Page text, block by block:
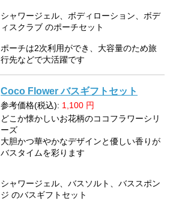
シャワージェル、ボディローション、ボデ
ィスクラブ のポーチセット
ポーチは2次利用ができ、大容量のため旅
行先などで大活躍です
Coco Flower バスギフトセット
参考価格(税込): 1,100 円
どこか懐かしいお花柄のココフラワーシリ
ーズ
大胆かつ華やかなデザインと優しい香りが
バスタイムを彩ります
シャワージェル、バスソルト、バススポン
ジ のバスギフトセット